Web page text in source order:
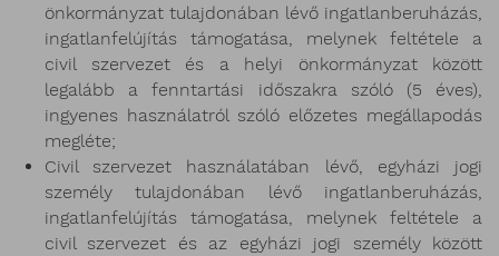
önkormányzat tulajdonában lévő ingatlanberuházás,
ingatlanfelújítás támogatása, melynek feltétele a
civil szervezet és a helyi önkormányzat között
legalább a fenntartási időszakra szóló (5 éves),
ingyenes használatról szóló előzetes megállapodás
megléte;
Civil szervezet használatában lévő, egyházi jogi
személy tulajdonában lévő ingatlanberuházás,
ingatlanfelújítás támogatása, melynek feltétele a
civil szervezet és az egyházi jogi személy között